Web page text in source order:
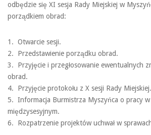
odbędzie się XI sesja Rady Miejskiej w
porządkiem obrad:
1. Otwarcie sesji.
2. Przedstawienie porządku obrad.
3. Przyjęcie i przegłosowanie ewentualnych
obrad.
4. Przyjęcie protokołu z X sesji Rady Miejskiej.
5. Informacja Burmistrza Myszyńca o pracy w
międzysesyjnym.
6. Rozpatrzenie projektów uchwał w